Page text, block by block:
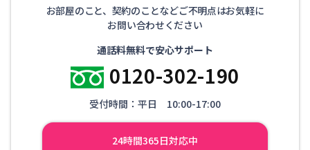
お部屋のこと、契約のことなどご不明点はお気軽に
お問い合わせください
通話料無料で安心サポート
0120-302-190
受付時間：平日 10:00-17:00
24時間365日対応中